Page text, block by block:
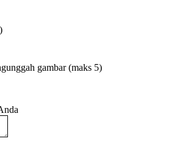
gambar (maks 5)